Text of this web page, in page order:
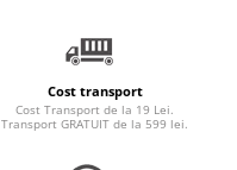
Cost transport
Cost Transport de la 19 Lei.
Transport GRATUIT de la 599 lei.